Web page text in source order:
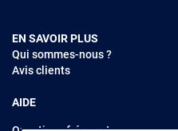
EN SAVOIR PLUS
Qui sommes-nous ?
Avis clients
AIDE